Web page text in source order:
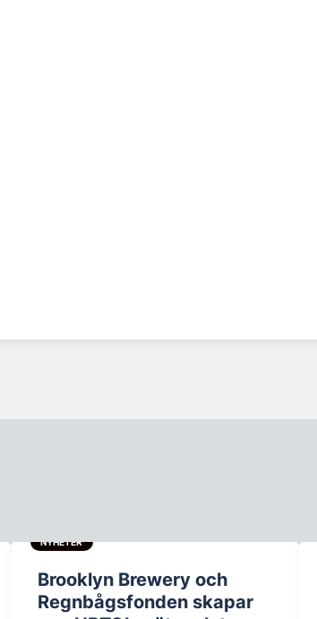
NYHETER
Brooklyn Brewery och
Regnbågsfonden skapar